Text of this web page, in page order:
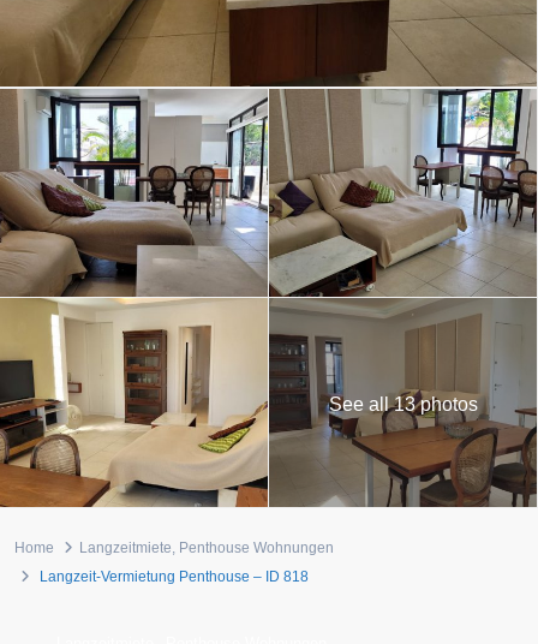
See all 13 photos
Home Langzeitmiete, Penthouse Wohnungen
Langzeit-Vermietung Penthouse – ID 818